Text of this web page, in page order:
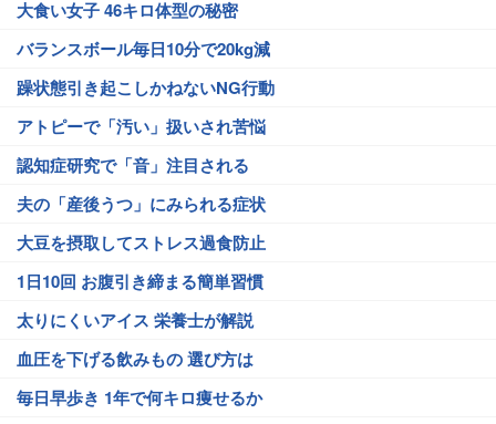
大食い女子 46キロ体型の秘密
バランスボール毎日10分で20kg減
躁状態引き起こしかねないNG行動
アトピーで「汚い」扱いされ苦悩
認知症研究で「音」注目される
夫の「産後うつ」にみられる症状
大豆を摂取してストレス過食防止
1日10回 お腹引き締まる簡単習慣
太りにくいアイス 栄養士が解説
血圧を下げる飲みもの 選び方は
毎日早歩き 1年で何キロ痩せるか